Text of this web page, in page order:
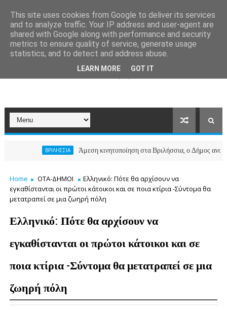
Άμεση κινητοποίηση στα Βριλήσσια, ο Δήμος ανοίγει το
Home ΟΤΑ-ΔΗΜΟΙ
Ελληνικό: Πότε θα αρχίσουν να
εγκαθίστανται οι πρώτοι κάτοικοι και σε ποια κτίρια -Σύντομα θα
μετατραπεί σε μια ζωηρή πόλη
Ελληνικό: Πότε θα αρχίσουν να
εγκαθίστανται οι πρώτοι κάτοικοι και σε
ποια κτίρια -Σύντομα θα μετατραπεί σε μια
ζωηρή πόλη
This site uses cookies from Google to deliver its services
and to analyze traffic. Your IP address and user-agent are
shared with Google along with performance and security
metrics to ensure quality of service, generate usage
statistics, and to detect and address abuse.
LEARN MORE GOT IT